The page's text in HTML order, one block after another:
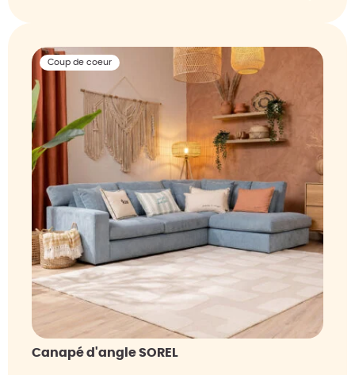
Coup de coeur
Canapé d'angle SOREL